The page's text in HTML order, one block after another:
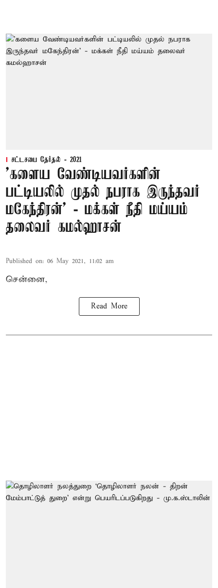
சட்டசபை தேர்தல் - 2021
'களைய வேண்டியவர்களின்
பட்டியலில் முதல் நபராக இருந்தவர்
மகேந்திரன்’ - மக்கள் நீதி மய்யம்
தலைவர் கமல்ஹாசன்
Published on: 06 May 2021, 11:02 am
சென்னை,
Read More